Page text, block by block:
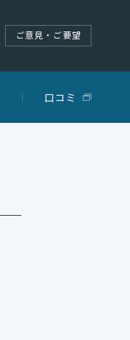
ご意見・ご要望
口コミ